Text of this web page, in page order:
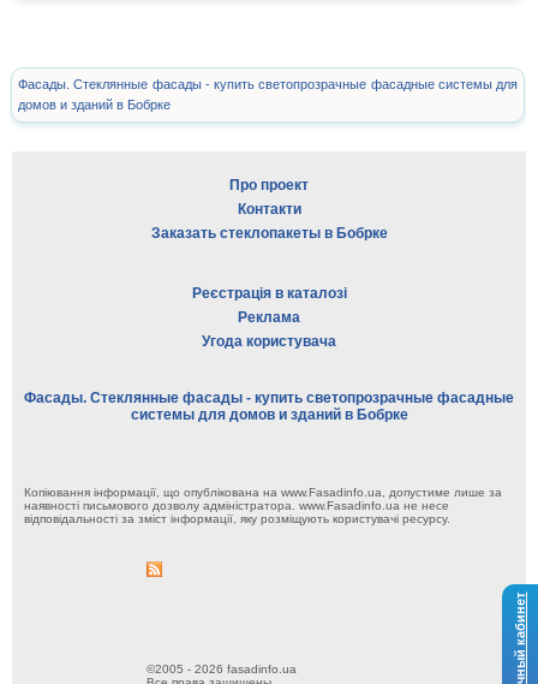
Личный кабинет
Фасады. Стеклянные фасады - купить светопрозрачные фасадные системы для
домов и зданий в Бобрке
Про проект
Контакти
Заказать стеклопакеты в Бобрке
Реєстрація в каталозі
Реклама
Угода користувача
Фасады. Стеклянные фасады - купить светопрозрачные фасадные
системы для домов и зданий в Бобрке
Копіювання інформації, що опублікована на www.Fasadinfo.ua, допустиме лише за
наявності письмового дозволу адміністратора. www.Fasadinfo.ua не несе
відповідальності за зміст інформації, яку розміщують користувачі ресурсу.
©2005 - 2026 fasadinfo.ua